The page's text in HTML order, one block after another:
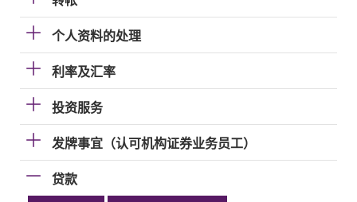
个人资料的处理
利率及汇率
投资服务
发牌事宜（认可机构证券业务员工）
贷款